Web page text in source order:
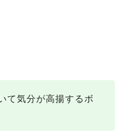
て気分が高揚するボ